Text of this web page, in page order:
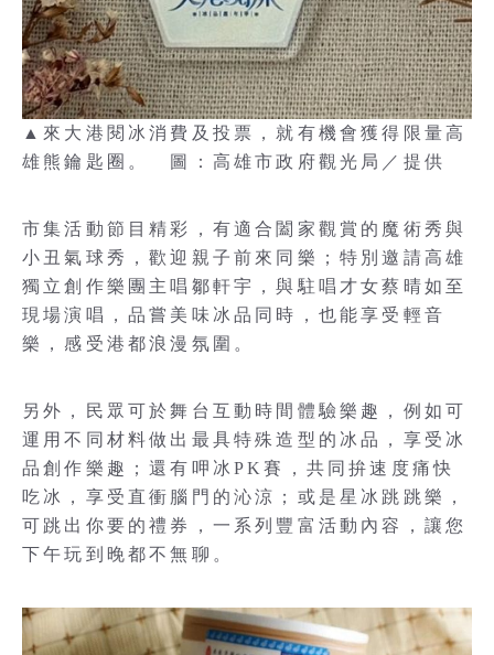
▲來大港閱冰消費及投票，就有機會獲得限量高
雄熊鑰匙圈。 圖：高雄市政府觀光局／提供
市集活動節目精彩，有適合闔家觀賞的魔術秀與
小丑氣球秀，歡迎親子前來同樂；特別邀請高雄
獨立創作樂團主唱鄒軒宇，與駐唱才女蔡晴如至
現場演唱，品嘗美味冰品同時，也能享受輕音
樂，感受港都浪漫氛圍。
另外，民眾可於舞台互動時間體驗樂趣，例如可
運用不同材料做出最具特殊造型的冰品，享受冰
品創作樂趣；還有呷冰PK賽，共同拚速度痛快
吃冰，享受直衝腦門的沁涼；或是星冰跳跳樂，
可跳出你要的禮券，一系列豐富活動內容，讓您
下午玩到晚都不無聊。